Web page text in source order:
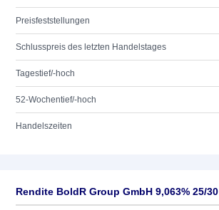
Preisfeststellungen
Schlusspreis des letzten Handelstages
Tagestief/-hoch
52-Wochentief/-hoch
Handelszeiten
Rendite BoldR Group GmbH 9,063% 25/30